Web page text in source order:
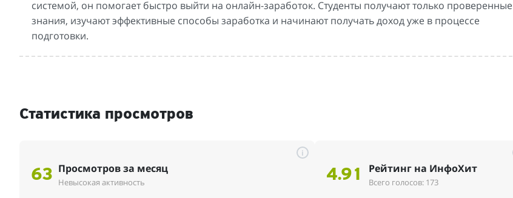
системой, он помогает быстро выйти на онлайн-заработок. Студенты получают только проверенные
знания, изучают эффективные способы заработка и начинают получать доход уже в процессе
подготовки.
Статистика просмотров
63 Просмотров за месяц
Невысокая активность
i
4.91 Рейтинг на ИнфоХит
Всего голосов: 173